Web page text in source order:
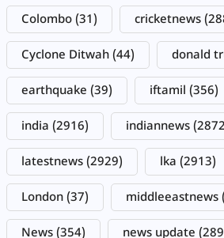
Colombo (31) cricketnews
Cyclone Ditwah (44) donald
earthquake (39) iftamil (356)
india (2916) indiannews
latestnews (2929) lka (2913)
London (37) middleeastnews
News (354) news update